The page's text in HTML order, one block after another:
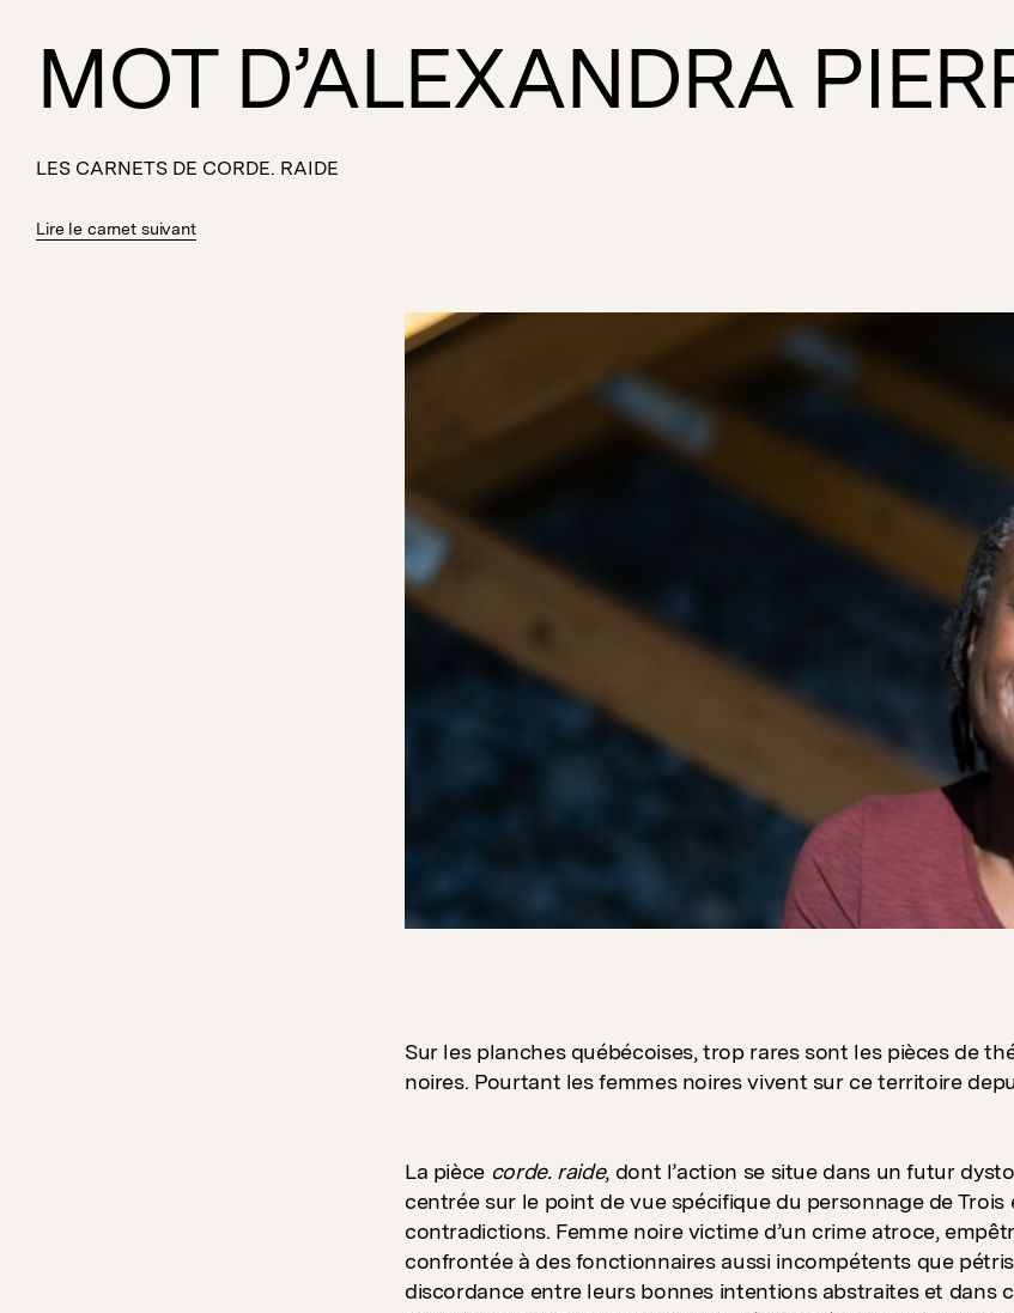
MOT D’ALEXANDRA
LES CARNETS DE CORDE. RAIDE
Lire le carnet suivant
Sur les planches québécoises, trop rares sont les pièces de
noires. Pourtant les femmes noires vivent sur ce territoire
La pièce corde. raide, dont l’action se situe dans un futur
centrée sur le point de vue spécifique du personnage de
contradictions. Femme noire victime d’un crime atroce,
confrontée à des fonctionnaires aussi incompétents que
discordance entre leurs bonnes intentions abstraites et dans